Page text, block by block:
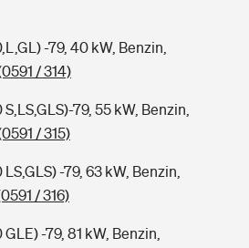
-79, 40 kW, Benzin,
/ 314)
79, 55 kW, Benzin,
/ 315)
-79, 63 kW, Benzin,
/ 316)
-79, 81 kW, Benzin,